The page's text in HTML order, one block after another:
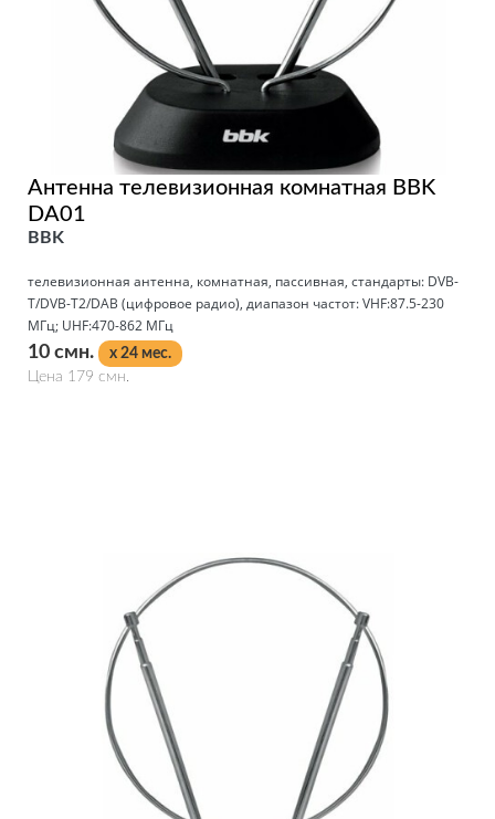
Антенна телевизионная комнатная BBK
DA01
BBK
телевизионная антенна, комнатная, пассивная, стандарты: DVB-
T/DVB-T2/DAB (цифровое радио), диапазон частот: VHF:87.5-230
МГц; UHF:470-862 МГц
10 смн.
x 24 мес.
Цена 179 смн.